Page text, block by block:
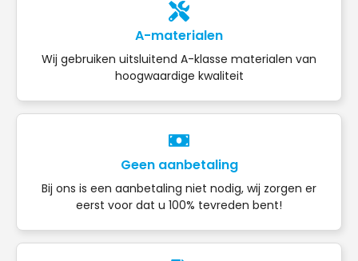
A-materialen
Wij gebruiken uitsluitend A-klasse materialen van
hoogwaardige kwaliteit
Geen aanbetaling
Bij ons is een aanbetaling niet nodig, wij zorgen er
eerst voor dat u 100% tevreden bent!